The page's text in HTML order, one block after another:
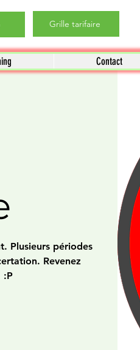
Grille tarifaire
Contact
Plusieurs périodes
Revenez
:P